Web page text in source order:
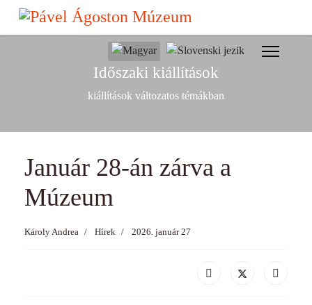
Válasszon nyelvet
Időszaki kiállítások
kiállítások változatos témákban
Január 28-án zárva a
Múzeum
Károly Andrea Hírek 2026. január 27
hónap